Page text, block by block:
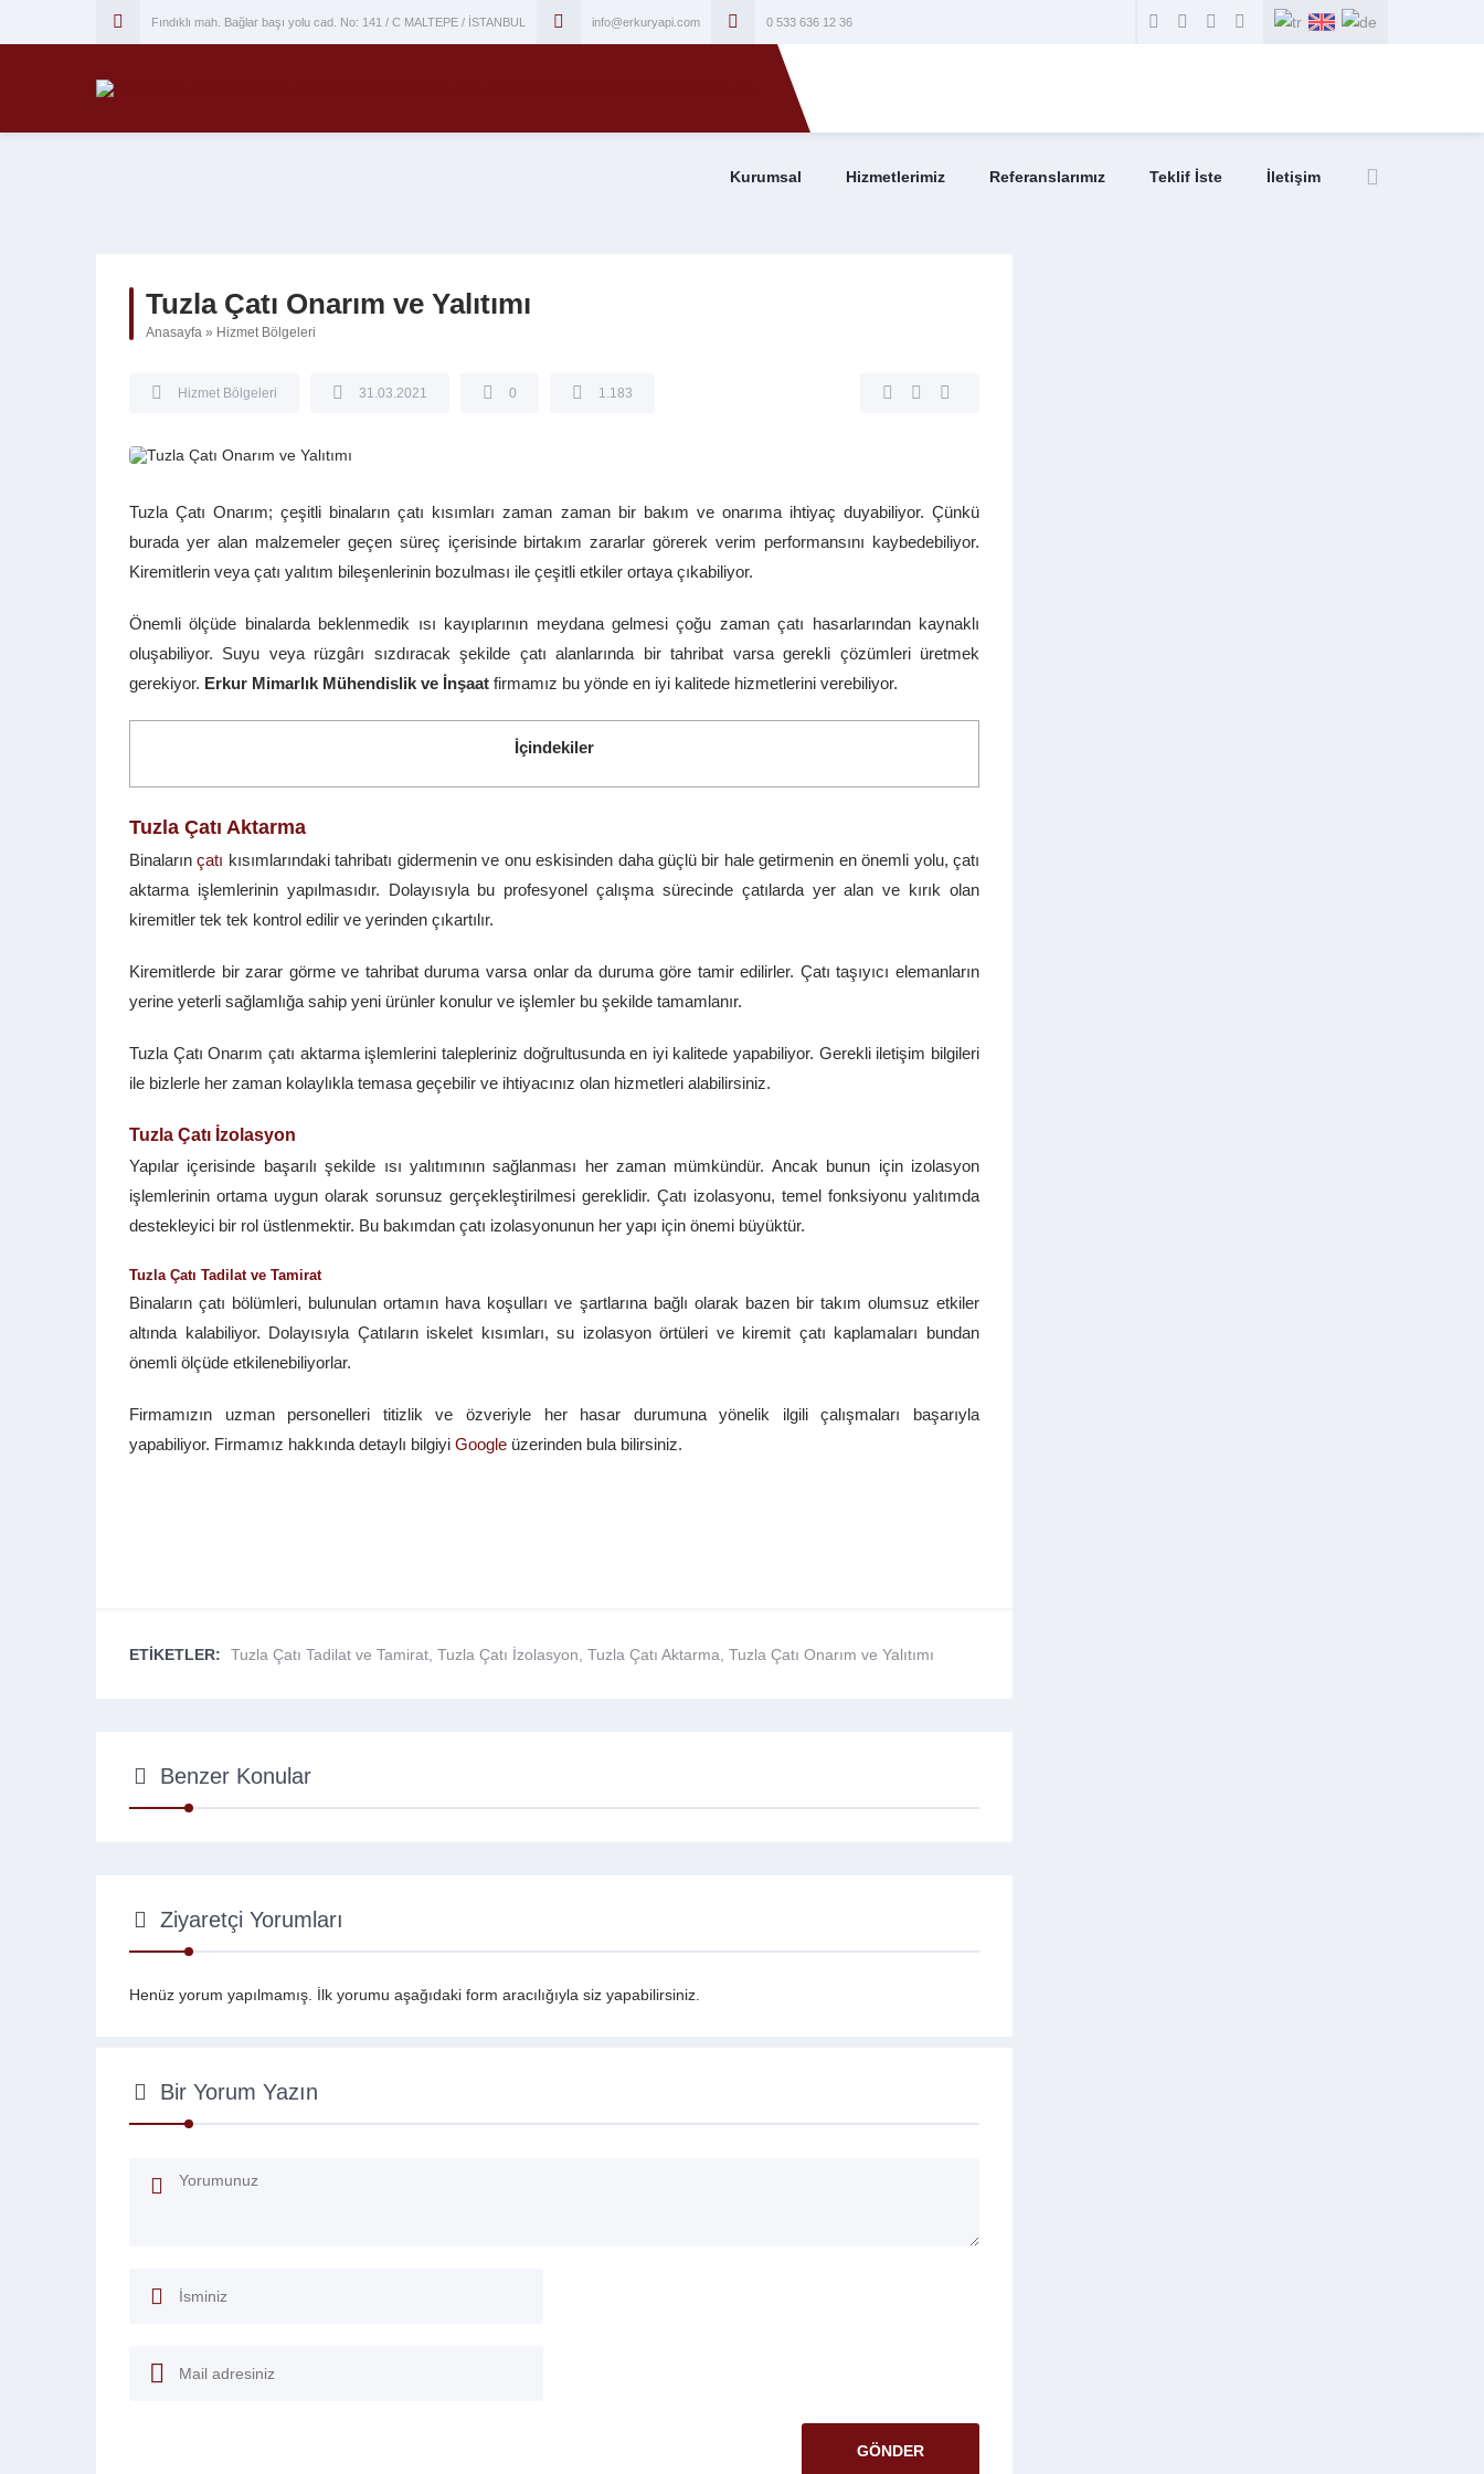
Fındıklı mah. Bağlar başı yolu cad. No: 141 / C MALTEPE / İSTANBUL info@erkuryapi.com 0 533 636 12 36
Kurumsal Hizmetlerimiz Referanslarımız Teklif İste İletişim
Tuzla Çatı Onarım ve Yalıtımı
Anasayfa » Hizmet Bölgeleri
Hizmet Bölgeleri 31.03.2021 0 1.183
Tuzla Çatı Onarım; çeşitli binaların çatı kısımları zaman zaman bir bakım ve onarıma ihtiyaç duyabiliyor. Çünkü
burada yer alan malzemeler geçen süreç içerisinde birtakım zararlar görerek verim performansını kaybedebiliyor.
Kiremitlerin veya çatı yalıtım bileşenlerinin bozulması ile çeşitli etkiler ortaya çıkabiliyor.
Önemli ölçüde binalarda beklenmedik ısı kayıplarının meydana gelmesi çoğu zaman çatı hasarlarından kaynaklı
oluşabiliyor. Suyu veya rüzgârı sızdıracak şekilde çatı alanlarında bir tahribat varsa gerekli çözümleri üretmek
gerekiyor. Erkur Mimarlık Mühendislik ve İnşaat firmamız bu yönde en iyi kalitede hizmetlerini verebiliyor.
İçindekiler
Tuzla Çatı Aktarma
Binalarınçatı kısımlarındaki tahribatı gidermenin ve onu eskisinden daha güçlü bir hale getirmenin en önemli yolu, çatı
aktarma işlemlerinin yapılmasıdır. Dolayısıyla bu profesyonel çalışma sürecinde çatılarda yer alan ve kırık olan
kiremitler tek tek kontrol edilir ve yerinden çıkartılır.
Kiremitlerde bir zarar görme ve tahribat duruma varsa onlar da duruma göre tamir edilirler. Çatı taşıyıcı elemanların
yerine yeterli sağlamlığa sahip yeni ürünler konulur ve işlemler bu şekilde tamamlanır.
Tuzla Çatı Onarım çatı aktarma işlemlerini talepleriniz doğrultusunda en iyi kalitede yapabiliyor. Gerekli iletişim bilgileri
ile bizlerle her zaman kolaylıkla temasa geçebilir ve ihtiyacınız olan hizmetleri alabilirsiniz.
Tuzla Çatı İzolasyon
Yapılar içerisinde başarılı şekilde ısı yalıtımının sağlanması her zaman mümkündür. Ancak bunun için izolasyon
işlemlerinin ortama uygun olarak sorunsuz gerçekleştirilmesi gereklidir. Çatı izolasyonu, temel fonksiyonu yalıtımda
destekleyici bir rol üstlenmektir. Bu bakımdan çatı izolasyonunun her yapı için önemi büyüktür.
Tuzla Çatı Tadilat ve Tamirat
Binaların çatı bölümleri, bulunulan ortamın hava koşulları ve şartlarına bağlı olarak bazen bir takım olumsuz etkiler
altında kalabiliyor. Dolayısıyla Çatıların iskelet kısımları, su izolasyon örtüleri ve kiremit çatı kaplamaları bundan
önemli ölçüde etkilenebiliyorlar.
Firmamızın uzman personelleri titizlik ve özveriyle her hasar durumuna yönelik ilgili çalışmaları başarıyla
yapabiliyor. Firmamız hakkında detaylı bilgiyi Google üzerinden bula bilirsiniz.
ETİKETLER: Tuzla Çatı Tadilat ve Tamirat Tuzla Çatı İzolasyon Tuzla Çatı Aktarma Tuzla Çatı Onarım ve Yalıtımı
Benzer Konular
Ziyaretçi Yorumları
Henüz yorum yapılmamış. İlk yorumu aşağıdaki form aracılığıyla siz yapabilirsiniz.
Bir Yorum Yazın